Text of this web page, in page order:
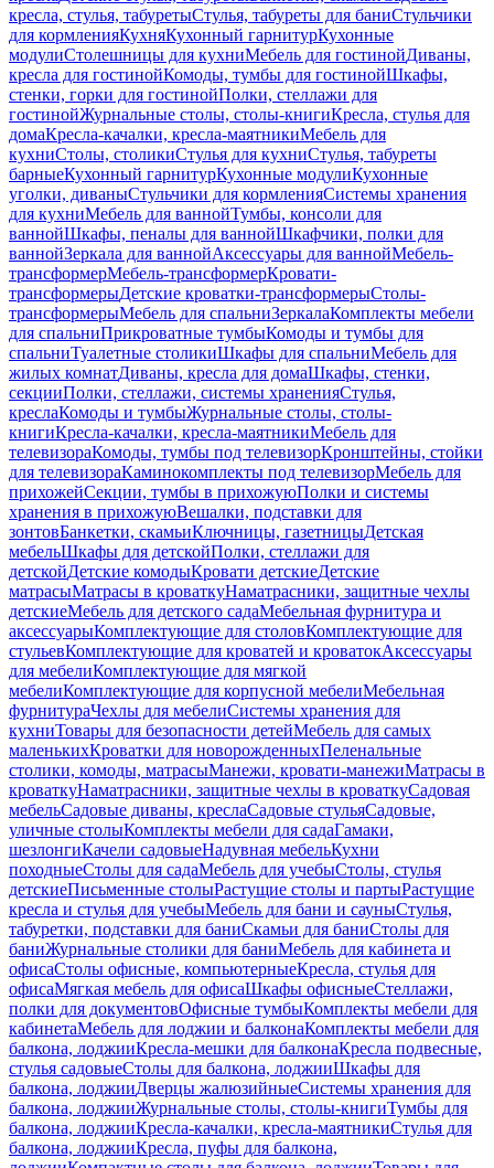
кресла, стулья, табуретыСтулья, табуреты для баниСтульчики
для кормленияКухняКухонный гарнитурКухонные
модулиСтолешницы для кухниМебель для гостинойДиваны,
кресла для гостинойКомоды, тумбы для гостинойШкафы,
стенки, горки для гостинойПолки, стеллажи для
гостинойЖурнальные столы, столы-книгиКресла, стулья для
домаКресла-качалки, кресла-маятникиМебель для
кухниСтолы, столикиСтулья для кухниСтулья, табуреты
барныеКухонный гарнитурКухонные модулиКухонные
уголки, диваныСтульчики для кормленияСистемы хранения
для кухниМебель для ваннойТумбы, консоли для
ваннойШкафы, пеналы для ваннойШкафчики, полки для
ваннойЗеркала для ваннойАксессуары для ваннойМебель-
трансформерМебель-трансформерКровати-
трансформерыДетские кроватки-трансформерыСтолы-
трансформерыМебель для спальниЗеркалаКомплекты мебели
для спальниПрикроватные тумбыКомоды и тумбы для
спальниТуалетные столикиШкафы для спальниМебель для
жилых комнатДиваны, кресла для домаШкафы, стенки,
секцииПолки, стеллажи, системы храненияСтулья,
креслаКомоды и тумбыЖурнальные столы, столы-
книгиКресла-качалки, кресла-маятникиМебель для
телевизораКомоды, тумбы под телевизорКронштейны, стойки
для телевизораКаминокомплекты под телевизорМебель для
прихожейСекции, тумбы в прихожуюПолки и системы
хранения в прихожуюВешалки, подставки для
зонтовБанкетки, скамьиКлючницы, газетницыДетская
мебельШкафы для детскойПолки, стеллажи для
детскойДетские комодыКровати детскиеДетские
матрасыМатрасы в кроваткуНаматрасники, защитные чехлы
детскиеМебель для детского садаМебельная фурнитура и
аксессуарыКомплектующие для столовКомплектующие для
стульевКомплектующие для кроватей и кроватокАксессуары
для мебелиКомплектующие для мягкой
мебелиКомплектующие для корпусной мебелиМебельная
фурнитураЧехлы для мебелиСистемы хранения для
кухниТовары для безопасности детейМебель для самых
маленькихКроватки для новорожденныхПеленальные
столики, комоды, матрасыМанежи, кровати-манежиМатрасы в
кроваткуНаматрасники, защитные чехлы в кроваткуСадовая
мебельСадовые диваны, креслаСадовые стульяСадовые,
уличные столыКомплекты мебели для садаГамаки,
шезлонгиКачели садовыеНадувная мебельКухни
походныеСтолы для садаМебель для учебыСтолы, стулья
детскиеПисьменные столыРастущие столы и партыРастущие
кресла и стулья для учебыМебель для бани и сауныСтулья,
табуретки, подставки для баниСкамьи для баниСтолы для
баниЖурнальные столики для баниМебель для кабинета и
офисаСтолы офисные, компьютерныеКресла, стулья для
офисаМягкая мебель для офисаШкафы офисныеСтеллажи,
полки для документовОфисные тумбыКомплекты мебели для
кабинетаМебель для лоджии и балконаКомплекты мебели для
балкона, лоджииКресла-мешки для балконаКресла подвесные,
стулья садовыеСтолы для балкона, лоджииШкафы для
балкона, лоджииДверцы жалюзийныеСистемы хранения для
балкона, лоджииЖурнальные столы, столы-книгиТумбы для
балкона, лоджииКресла-качалки, кресла-маятникиСтулья для
балкона, лоджииКресла, пуфы для балкона,